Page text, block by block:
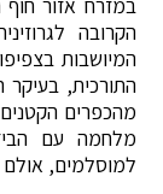
הקרובה
המיושבות
התורכית, בעיקר
מהכפרים
למוסלמים,